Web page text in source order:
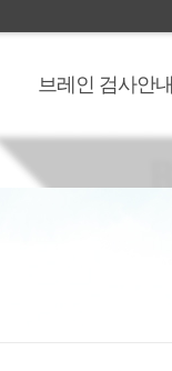
브레인 검사안내